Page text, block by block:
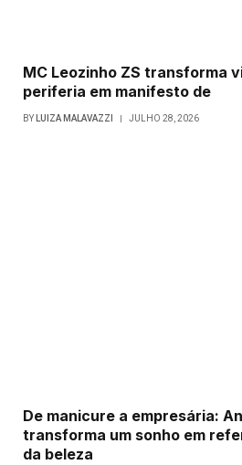
MC Leozinho ZS transforma
periferia em manifesto de
BY LUIZA MALAVAZZI JULHO 28, 2026
De manicure a empresária:
transforma um sonho em
da beleza